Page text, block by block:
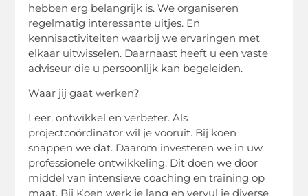
hebben erg belangrijk is. We organiseren
regelmatig interessante uitjes. En
kennisactiviteiten waarbij we ervaringen met
elkaar uitwisselen. Daarnaast heeft u een vaste
adviseur die u persoonlijk kan begeleiden.
Waar jij gaat werken?
Leer, ontwikkel en verbeter. Als
projectcoördinator wil je vooruit. Bij koen
snappen we dat. Daarom investeren we in uw
professionele ontwikkeling. Dit doen we door
middel van intensieve coaching en training op
maat. Bij Koen werk je lang en vervul je diverse